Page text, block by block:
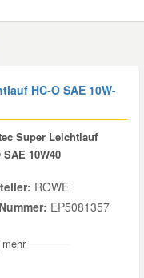
HC-O SAE 10W-
Super Leichtlauf
SAE 10W40
ROWE
EP5081357
mehr